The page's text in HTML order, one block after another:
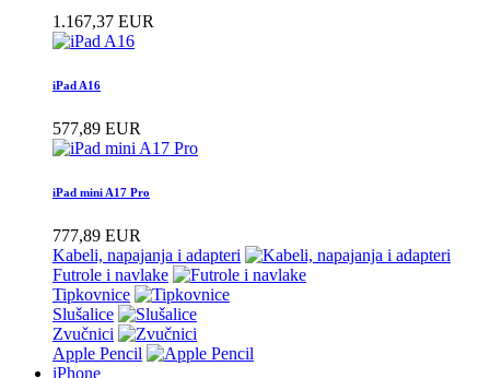
1.167,37 EUR
iPad A16
577,89 EUR
iPad mini A17 Pro
777,89 EUR
Kabeli, napajanja i adapteri
Futrole i navlake
Tipkovnice
Slušalice
Zvučnici
Apple Pencil
iPhone